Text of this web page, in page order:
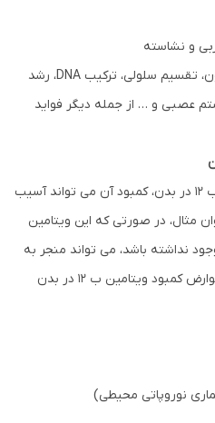
و نشاسته
کمک به تولید گلبول های قرمز خون، تقسیم سلولی، ترکیب DNA، رشد
عصبی و … از جمله دیگر فواید
با توجه به نقش پررنگ ویتامین ب 12 در بدن، کمبود آن می تواند آسیب
مثال، در صورتی که این ویتامین
نداشته باشد، می تواند منجر به
آسیب دیدن جنین شود. برخی از عوارض کمبود ویتامین ب 12 در بدن
نوروپاتی محیطی)